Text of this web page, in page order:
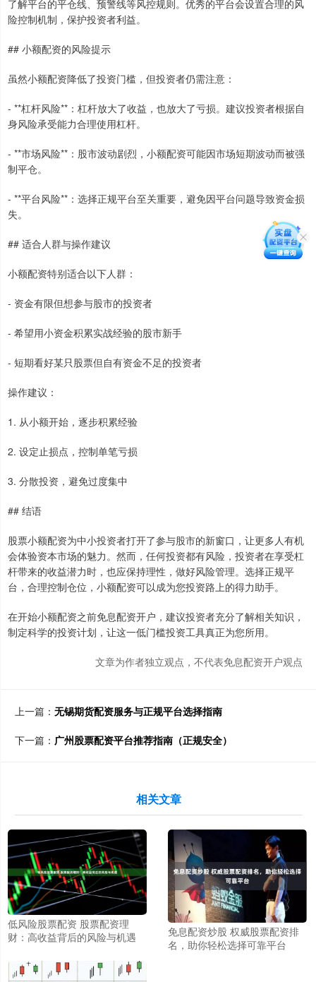
了解平台的平仓线、预警线等风控规则。优秀的平台会设置合理的风
险控制机制，保护投资者利益。
## 小额配资的风险提示
虽然小额配资降低了投资门槛，但投资者仍需注意：
- **杠杆风险**：杠杆放大了收益，也放大了亏损。建议投资者根据自
身风险承受能力合理使用杠杆。
- **市场风险**：股市波动剧烈，小额配资可能因市场短期波动而被强
制平仓。
- **平台风险**：选择正规平台至关重要，避免因平台问题导致资金损
失。
## 适合人群与操作建议
小额配资特别适合以下人群：
- 资金有限但想参与股市的投资者
- 希望用小资金积累实战经验的股市新手
- 短期看好某只股票但自有资金不足的投资者
操作建议：
1. 从小额开始，逐步积累经验
2. 设定止损点，控制单笔亏损
3. 分散投资，避免过度集中
## 结语
股票小额配资为中小投资者打开了参与股市的新窗口，让更多人有机
会体验资本市场的魅力。然而，任何投资都有风险，投资者在享受杠
杆带来的收益潜力时，也应保持理性，做好风险管理。选择正规平
台，合理控制仓位，小额配资可以成为您投资路上的得力助手。
在开始小额配资之前免息配资开户，建议投资者充分了解相关知识，
制定科学的投资计划，让这一低门槛投资工具真正为您所用。
文章为作者独立观点，不代表免息配资开户观点
上一篇： 无锡期货配资服务与正规平台选择指南
下一篇： 广州股票配资平台推荐指南（正规安全）
相关文章
低风险股票配资 股票配资理
财：高收益背后的风险与机遇
免息配资炒股 权威股票配资排
名，助你轻松选择可靠平台